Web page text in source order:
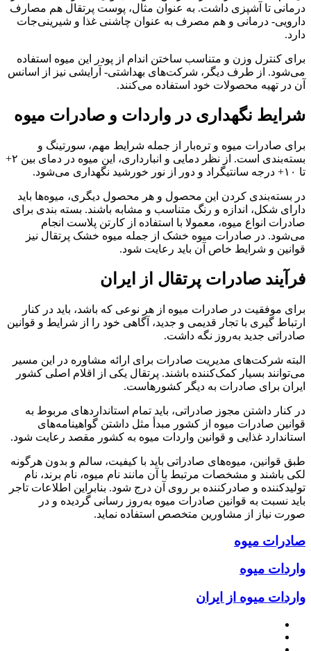
درمانی تا آشپزی داشت. به عنوان مثال، پوست پرتقال هم مصارف
دارویی- درمانی و هم مصرف به عنوان چاشنی غذا و شیرینی‌­جات
دارد.
برای کنترل وزن و متناسب ساختن اندام از پودر این میوه استفاده
می‌شود. از طرف دیگر، شرکت‌های بهداشتی- آرایشی نیز از اسانس
آن در تهیه محصولات خود استفاده می‌کنند.
شرایط نگهداری در واردات و صادرات میوه
برای صادرات میوه و تره‌بار از جمله شرایط مهم، سورتینگ و
بسته‌بندی است. از نظر دمایی و انبارداری، این میوه در دمای بین ۲+
تا ۱۰+ درجه سانتیگراد و دور از نور خورشید نگهداری می‌شود.
در بسته‌بندی کردن این محصول و هر محصول دیگری، میوه‌ها باید
دارای شکل، اندازه و رنگ متناسب و مشابه باشند. بسته بندی برای
صادرات انواع میوه، معمولا با استفاده از کارتن پلاست انجام
می‌شود. در صادرات میوه خشک از جمله میوه خشک پرتقال نیز
قوانین و شرایط خاص آن باید رعایت شود.
فرآیند صادرات پرتقال از ایران
برای موفقیت در صادرات میوه از هر نوعی که باشد، باید در کنار
ارتباط گیری با تجار قدیمی و جدید،‌ آگاهی خود را از شرایط و قوانین
صادراتی جدید به‌روز نگه داشت.
البته شرکت‌های مدیریت صادرات برای ارائه مشاوره در این مسیر
می‌توانند بسیار کمک‌کننده باشند. پرتقال یکی از اقلام اصلی کشور
ایران برای صادرات به دیگر کشورهاست.
در کنار داشتن مجوز صادراتی، باید تمام استانداردهای مربوط به
قوانین صادرات میوه از کشور مبدأ مثل داشتن گواهینامه‌های
استاندارد غذایی و قوانین واردات میوه به کشور مقصد رعایت شود.
طبق قوانین، میوه‌های صادراتی باید با کیفیت، سالم و بدون هرگونه
لکی باشند و مشخصات مرتبط با آن مانند نام میوه، نام برند، نام
تولیدکننده و صادرکننده بر روی آن درج شود. بنابراین اطلاعات تاجر
باید نسبت به قوانین صادرات میوه به‌روز رسانی گردیده و در
صورت نیاز از مشاورین متخصص استفاده نماید.
صادرات میوه
واردات میوه
واردات میوه از ایران